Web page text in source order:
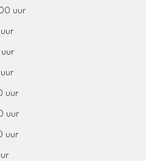
uur
uur
uur
uur
uur